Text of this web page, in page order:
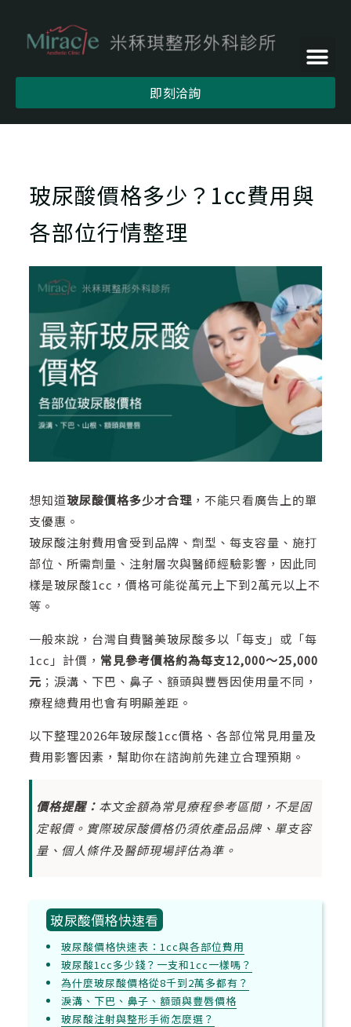
即刻洽詢
玻尿酸價格多少？1cc費用與
各部位行情整理
想知道玻尿酸價格多少才合理 ，不能只看廣告上的單
支優惠。
玻尿酸注射費用會受到品牌、劑型、每支容量、施打
部位、所需劑量、注射層次與醫師經驗影響，因此同
樣是玻尿酸1cc，價格可能從萬元上下到2萬元以上不
等。
一般來說，台灣自費醫美玻尿酸多以「每支」或「每
1cc」計價， 常見參考價格約為每支12,000～25,000
元 ；淚溝、下巴、鼻子、額頭與豐唇因使用量不同，
療程總費用也會有明顯差距。
以下整理2026年玻尿酸1cc價格、各部位常見用量及
費用影響因素，幫助你在諮詢前先建立合理預期。
價格提醒： 本文金額為常見療程參考區間，不是固
定報價。實際玻尿酸價格仍須依產品品牌、單支容
量、個人條件及醫師現場評估為準。
玻尿酸價格快速看
玻尿酸價格快速表：1cc與各部位費用
玻尿酸1cc多少錢？一支和1cc一樣嗎？
為什麼玻尿酸價格從8千到2萬多都有？
淚溝、下巴、鼻子、額頭與豐唇價格
玻尿酸注射與整形手術怎麼選？